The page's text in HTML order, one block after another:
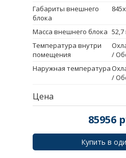
Габариты внешнего
блока
Масса внешнего блока 52,7
Температура внутри
помещения
/
Наружная температура
/
Цена
85956
Купить в